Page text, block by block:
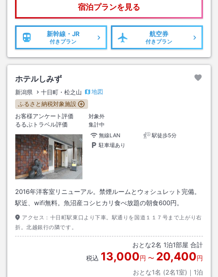
宿泊プランを見る
新幹線・JR
付きプラン
航空券
付きプラン
ホテルしみず
新潟県 十日町・松之山
地図
ふるさと納税対象施設
お客様アンケート評価
対象外
るるぶトラベル評価
集計中
無線LAN
駅徒歩5分
駐車場あり
2016年洋客室リニューアル。禁煙ルームとウォシュレット完備。
駅近、wifi無料。魚沼産コシヒカリ食べ放題の朝食600円。
アクセス： 十日町駅東口より下車。駅通りを国道１１７号まで上がり右
折。北越銀行の隣です。
おとな2名 1泊1部屋 合計
税込 13,000円 〜 20,400円
おとな1名 (2名1室)｜ 1泊